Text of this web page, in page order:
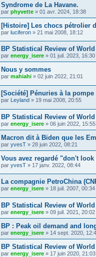
Syndrome de La Havane.
par phyvette » 01 avr. 2024, 18:38
[Histoire] Les chocs pétrolier
par luciferon » 21 mai 2008, 18:12
BP Statistical Review of
par energy_isere » 01 juil. 2023, 16:30
Nous y sommes
par mahiahi » 02 juin 2022, 21:01
[Société] Pénuries à la pompe
par Leyland » 19 mai 2008, 20:55
BP Statistical Review of World
par energy_isere » 06 juin 2022, 15:55
Macron dit à Biden que les
par yvesT » 28 juin 2022, 08:21
Vous avez regardé "don't
par yvesT » 17 janv. 2022, 08:44
La compagnie PetroChina
par energy_isere » 18 juil. 2007, 00:34
BP Statistical Review of
par energy_isere » 09 juil. 2021, 20:02
BP : Peak oil demand and
par energy_isere » 14 sept. 2020,
BP Statistical Review of
par energy_isere » 17 juin 2020, 21:03